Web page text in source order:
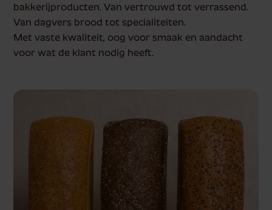
bakkerijproducten. Van vertrouwd tot verrassend.
Van dagvers brood tot specialiteiten.
Met vaste kwaliteit, oog voor smaak en aandacht
voor wat de klant nodig heeft.